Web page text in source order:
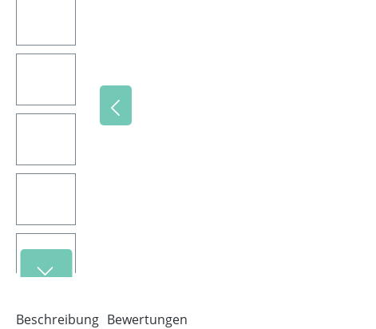
Beschreibung Bewertungen